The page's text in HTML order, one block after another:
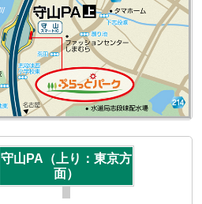
守山PA（上り：東京方
面）